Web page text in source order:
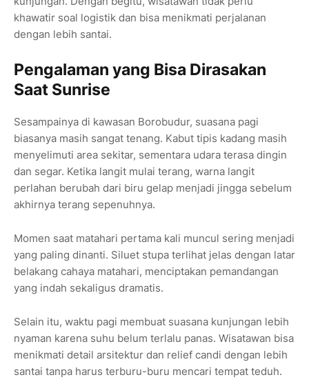
khawatir soal logistik dan bisa menikmati perjalanan
dengan lebih santai.
Pengalaman yang Bisa Dirasakan
Saat Sunrise
Sesampainya di kawasan Borobudur, suasana pagi
biasanya masih sangat tenang. Kabut tipis kadang masih
menyelimuti area sekitar, sementara udara terasa dingin
dan segar. Ketika langit mulai terang, warna langit
perlahan berubah dari biru gelap menjadi jingga sebelum
akhirnya terang sepenuhnya.
Momen saat matahari pertama kali muncul sering menjadi
yang paling dinanti. Siluet stupa terlihat jelas dengan latar
belakang cahaya matahari, menciptakan pemandangan
yang indah sekaligus dramatis.
Selain itu, waktu pagi membuat suasana kunjungan lebih
nyaman karena suhu belum terlalu panas. Wisatawan bisa
menikmati detail arsitektur dan relief candi dengan lebih
santai tanpa harus terburu-buru mencari tempat teduh.